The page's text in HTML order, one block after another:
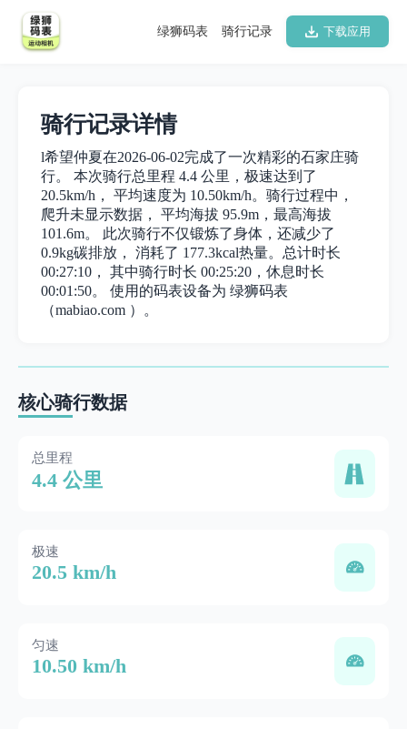
下载应用
骑行记录
绿狮码表
骑行记录详情
l希望仲夏在2026-06-02完成了一次精彩的石家庄骑
行。 本次骑行总里程 4.4 公里，极速达到了
20.5km/h， 平均速度为 10.50km/h。骑行过程中，
爬升未显示数据， 平均海拔 95.9m，最高海拔
101.6m。 此次骑行不仅锻炼了身体，还减少了
0.9kg碳排放， 消耗了 177.3kcal热量。总计时长
00:27:10， 其中骑行时长 00:25:20，休息时长
00:01:50。 使用的码表设备为 绿狮码表
（mabiao.com ）。
核心骑行数据
总里程
4.4 公里
极速
20.5 km/h
匀速
10.50 km/h